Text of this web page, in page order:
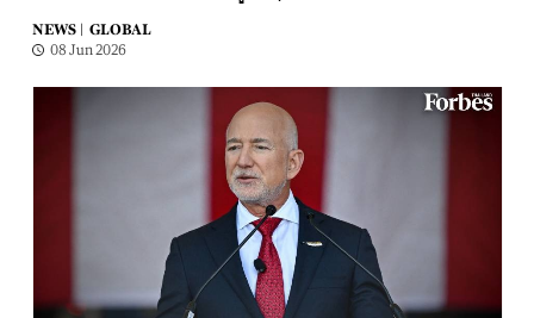
NEWS |
GLOBAL
08 Jun 2026